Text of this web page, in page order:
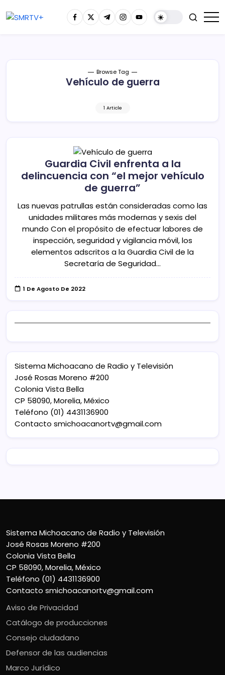
Browse Tag
Vehículo de guerra
1 Article
Guardia Civil enfrenta a la
delincuencia con “el mejor vehículo
de guerra”
Las nuevas patrullas están consideradas como las
unidades militares más modernas y sexis del
mundo Con el propósito de efectuar labores de
inspección, seguridad y vigilancia móvil, los
elementos adscritos a la Guardia Civil de la
Secretaría de Seguridad…
1 De Agosto De 2022
Sistema Michoacano de Radio y Televisión
José Rosas Moreno #200
Colonia Vista Bella
CP 58090, Morelia, México
Teléfono (01) 4431136900
Contacto smichoacanortv@gmail.com
Sistema Michoacano de Radio y Televisión
José Rosas Moreno #200
Colonia Vista Bella
CP 58090, Morelia, México
Teléfono (01) 4431136900
Contacto smichoacanortv@gmail.com
Aviso de Privacidad
Catálogo de producciones
Consejo ciudadano
Defensor de las audiencias
Marco Jurídico